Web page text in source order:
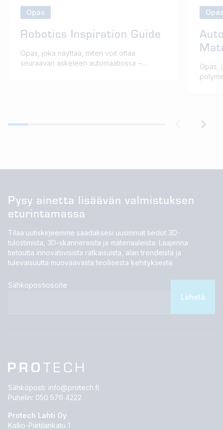
Opas
Robotics Inspiration Guide
Opas, joka näyttää, miten voit ottaa
seuraavan askeleen automaatiossa –
Opas,
Pysy ainetta lisäävän valmistuksen
eturintamassa
Tilaa uutiskirjeemme saadaksesi uusimmat tiedot 3D-
tulostimista, 3D-skannereista ja materiaaleista. Laajenna
tietoutta innovatiivisista ratkaisuista, alan trendeistä ja
tulevaisuutta muovaavasta teollisesta kehityksestä.
Sähköpostiosoite
Sähköposti: info@protech.fi
Puhelin: 050 576 4222
Protech Lahti Oy
Kallio-Pietilänkatu 1